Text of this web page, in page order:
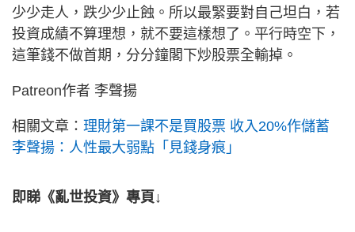
少少走人，跌少少止蝕。所以最緊要對自己坦白，若
投資成績不算理想，就不要這樣想了。平行時空下，
這筆錢不做首期，分分鐘閣下炒股票全輸掉。
Patreon作者 李聲揚
相關文章： 理財第一課不是買股票 收入20%作儲蓄
李聲揚：人性最大弱點「見錢身痕」
即睇《亂世投資》專頁↓